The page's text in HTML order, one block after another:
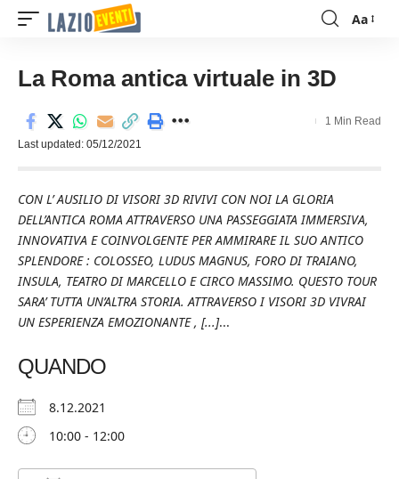
Font
Aa
La Roma antica virtuale in 3D
Last updated: 05/12/2021
1 Min Read
CON L’ AUSILIO DI VISORI 3D RIVIVI CON NOI LA GLORIA
DELL’ANTICA ROMA ATTRAVERSO UNA PASSEGGIATA IMMERSIVA,
INNOVATIVA E COINVOLGENTE PER AMMIRARE IL SUO ANTICO
SPLENDORE : COLOSSEO, LUDUS MAGNUS, FORO DI TRAIANO,
INSULA, TEATRO DI MARCELLO E CIRCO MASSIMO. QUESTO TOUR
SARA’ TUTTA UN’ALTRA STORIA. ATTRAVERSO I VISORI 3D VIVRAI
UN ESPERIENZA EMOZIONANTE , [...]...
QUANDO
8.12.2021
10:00 - 12:00